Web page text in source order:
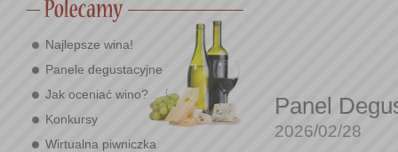
Najlepsze wina!
Panele degustacyjne
Jak oceniać wino?
Konkursy
Wirtualna piwniczka
Panel
2026/02/28